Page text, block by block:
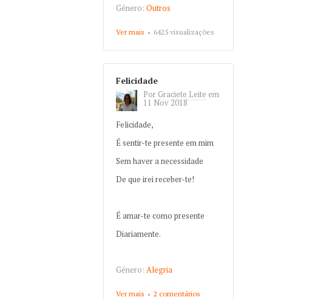
Género: Outros
Ver mais about Regalo de primavera
6425 visualizações
Felicidade
Por Graciete Leite em
11 Nov 2018
Felicidade,
É sentir-te presente em mim
Sem haver a necessidade
De que irei receber-te!
É amar-te como presente
Diariamente.
Género: Alegria
Ver mais about Felicidade
2 comentários